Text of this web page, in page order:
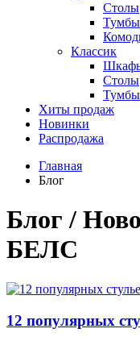
Столы
Тумбы
Классик
Столы
Тумбы
Хиты продаж
Новинки
Распродажа
Главная
Блог
Блог /
БЕЛС
12 популярных